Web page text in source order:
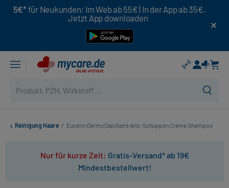
5€* für Neukunden: Im Web ab 55€ | In der App ab 35€.
Jetzt App downloaden
Reinigung Haare / Eucerin DermoCapillaire Anti-Schuppen Creme Shampoo
Nur für kurze Zeit: Gratis-Versand* ab 19€
Mindestbestellwert!